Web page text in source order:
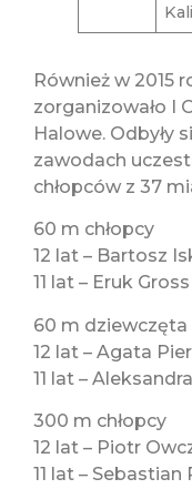
Również w 2015
zorganizowało I
Halowe. Odbyły
zawodach
chłopców z 37
60 m chłopcy
12 lat – Bartosz
11 lat – Eruk
60 m dziewczęta
12 lat – Agata
11 lat –
300 m chłopcy
12 lat – Piotr
11 lat – Sebastian